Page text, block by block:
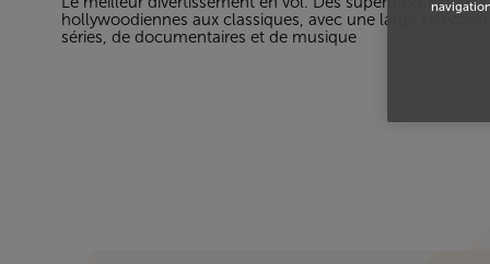
hollywoodiennes aux classiques, avec une large
séries, de documentaires et de musique